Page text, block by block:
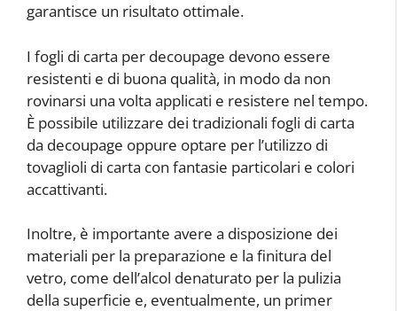
garantisce un risultato ottimale.
I fogli di carta per decoupage devono essere
resistenti e di buona qualità, in modo da non
rovinarsi una volta applicati e resistere nel tempo.
È possibile utilizzare dei tradizionali fogli di carta
da decoupage oppure optare per l’utilizzo di
tovaglioli di carta con fantasie particolari e colori
accattivanti.
Inoltre, è importante avere a disposizione dei
materiali per la preparazione e la finitura del
vetro, come dell’alcol denaturato per la pulizia
della superficie e, eventualmente, un primer